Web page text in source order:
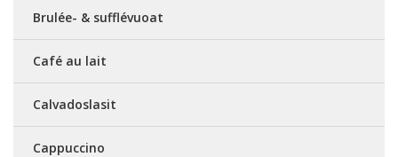
Brulée- & sufflévuoat
Café au lait
Calvadoslasit
Cappuccino